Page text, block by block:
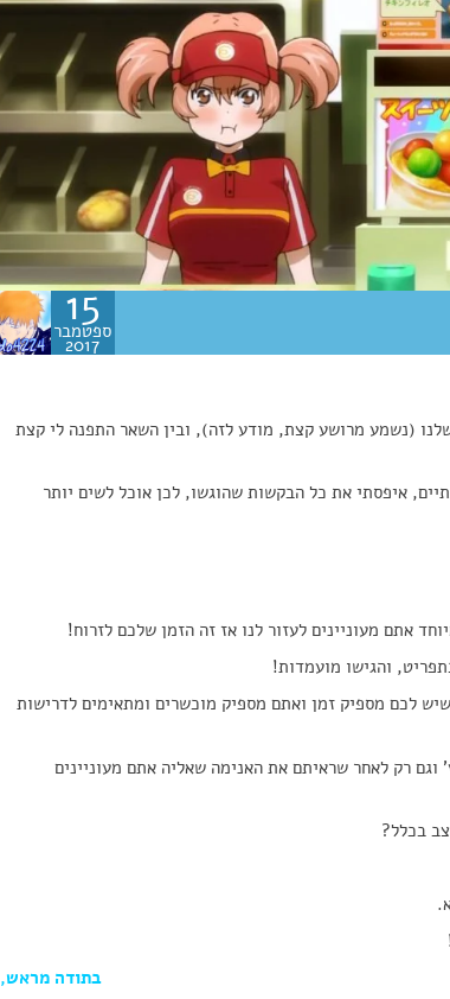
15
ספטמבר
2017
שלנו (נשמע מרושע קצת, מודע לזה), ובין השאר התפנה לי קצת
איפסתי את כל הבקשות שהוגשו, לכן אוכל לשים יותר
אתם מעוניינים לעזור לנו אז זה הזמן שלכם לזרוח!
והגישו מועמדות!
לכם מספיק זמן ואתם מספיק מוכשרים ומתאימים לדרישות
וגם רק לאחר שראיתם את האנימה שאליה אתם מעוניינים
בכלל?
בתודה מראש,